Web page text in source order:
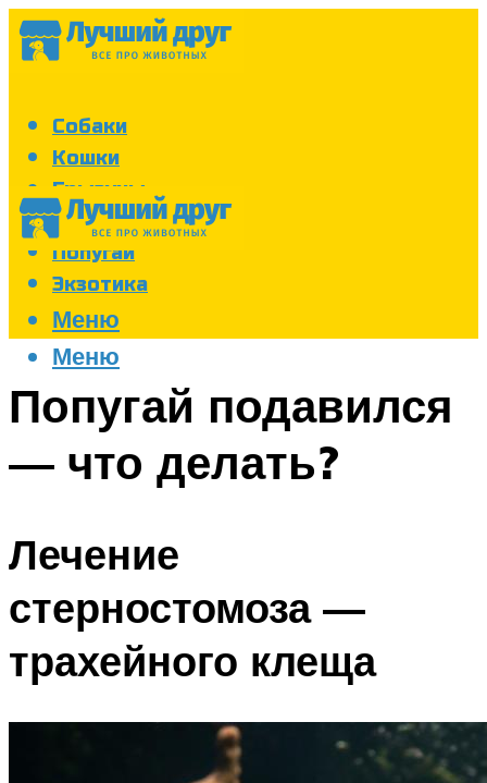
Собаки
Кошки
Грызуны
Аквариум
Попугаи
Экзотика
Меню
Меню
Попугай подавился
— что делать?
Лечение
стерностомоза —
трахейного клеща